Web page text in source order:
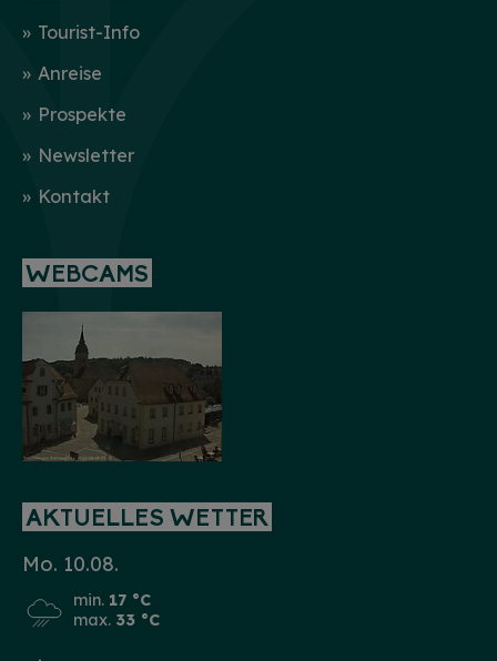
Tourist-Info
Anreise
Prospekte
Newsletter
Kontakt
WEBCAMS
AKTUELLES WETTER
Mo. 10.08.
min. 17 °C
max. 33 °C